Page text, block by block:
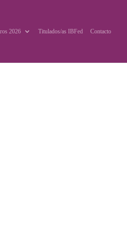
2026 Titulados/as IBFed Contacto